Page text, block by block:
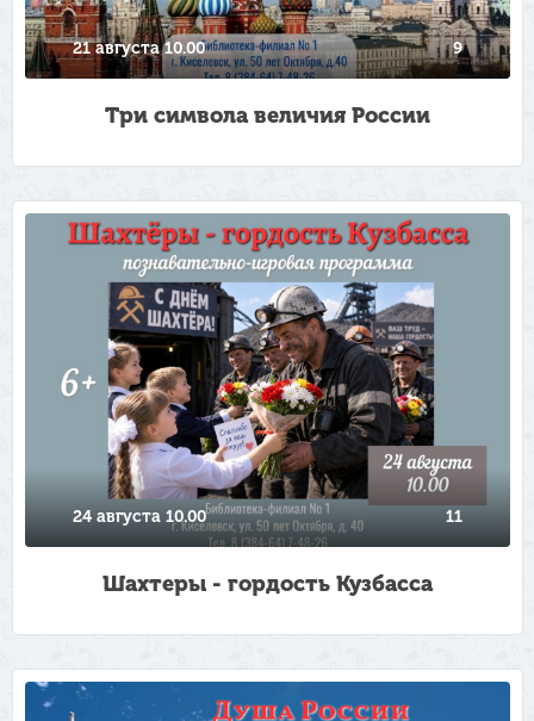
21 августа 10.00 9
Три символа величия России
24 августа 10.00 11
Шахтеры - гордость Кузбасса